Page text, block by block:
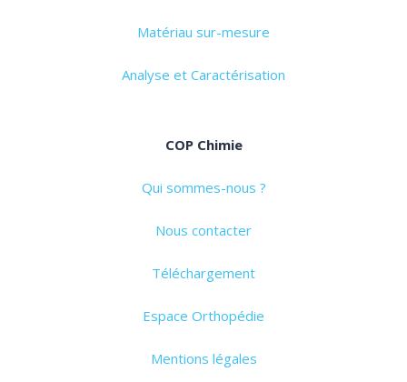
Matériau sur-mesure
Analyse et Caractérisation
COP Chimie
Qui sommes-nous ?
Nous contacter
Téléchargement
Espace Orthopédie
Mentions légales